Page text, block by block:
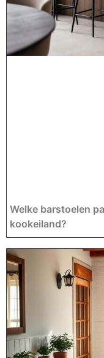
Welke barstoelen
kookeiland?